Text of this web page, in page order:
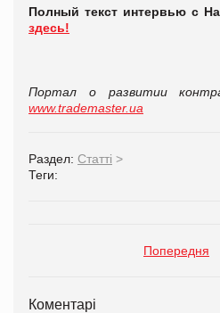
Полный текст интервью с
здесь!
Портал о развитии
www.trademaster.ua
Раздел: Статті >
Теги:
Попередня
Коментарі